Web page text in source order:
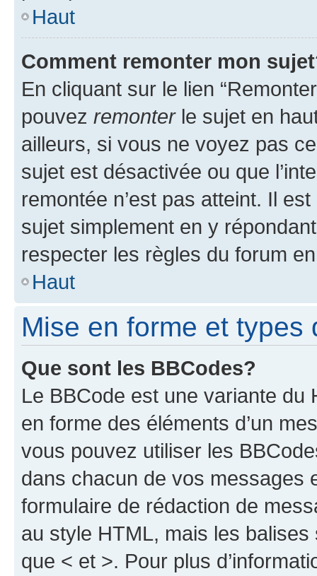
Haut
Comment remonter mon
En cliquant sur le lien
pouvez remonterle sujet en
ailleurs, si vous ne voyez pas
sujet est désactivée ou que
remontée n’est pas atteint. Il
sujet simplement en y
respecter les règles du forum
Haut
Mise en forme et types
Que sont les BBCodes?
Le BBCode est une variante du
en forme des éléments d’un
vous pouvez utiliser les
dans chacun de vos messages
formulaire de rédaction de
au style HTML, mais les
que < et >. Pour plus